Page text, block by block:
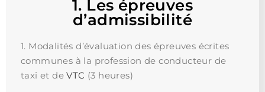
1. Les épreuves
d’admissibilité
1. Modalités d’évaluation des épreuves écrites
communes à la profession de conducteur de
taxi et deVTC (3 heures)